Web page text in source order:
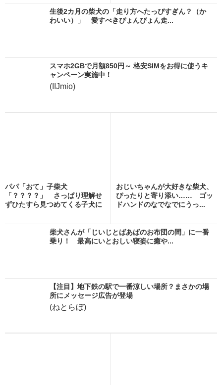
生後2カ月の柴犬の「走り方へたっぴすぎん？（か
わいい）」 愛すべきぴょんぴょん走...
スマホ2GBで月額850円～ 格安SIMをお得に使うキ
ャンペーン実施中！
(IIJmio)
パパ「おて」子柴犬
「？？？？」 さっぱり理解せ
ずひたすら見つめてくる子犬に
おじいちゃんが大好きな柴犬、
ぴったりと寄り添い…… ゴッ
ドハンドのなでなでにうっ...
柴犬さんが「じいじとばあばのお布団の間」に一番
乗り！ 最高にいとおしい寝姿に癒や...
【注目】地下鉄の駅で一番涼しい場所？まさかの場
所にメッセージ広告が登場
(ねとらぼ)